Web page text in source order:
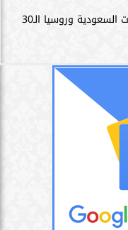
سامر شقير: اتفاقيات السعودية وروسيا الـ30